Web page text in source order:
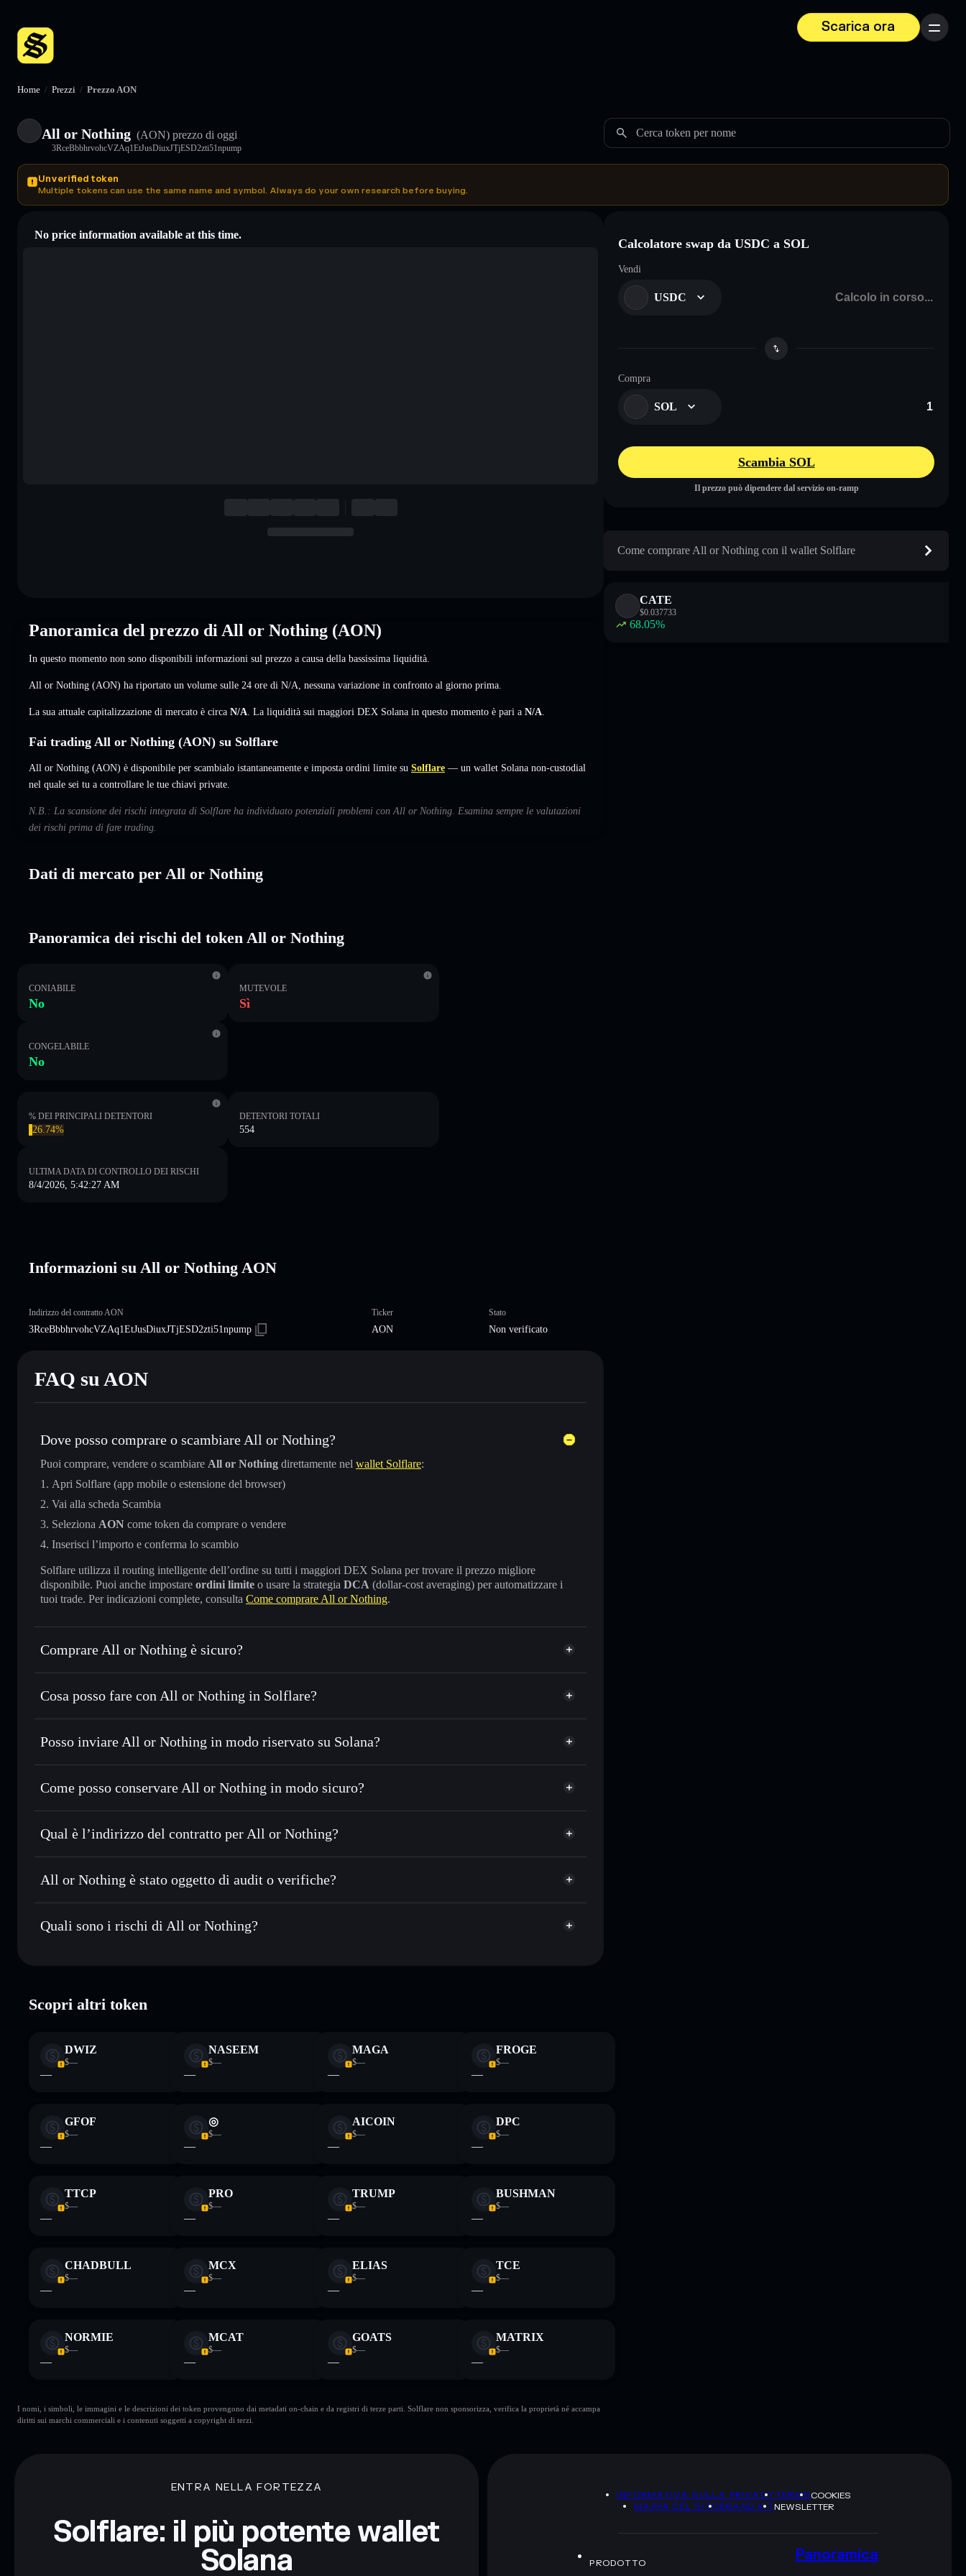
Scarica ora
Menu
Home / Prezzi / Prezzo AON
All or Nothing (AON) prezzo di oggi
3RceBbbhrvohcVZAq1EtJusDiuxJTjESD2zti51npump
Cerca token per nome
Unverified token
Multiple tokens can use the same name and symbol. Always do your own research before buying.
No price information available at this time.
Panoramica del prezzo di All or Nothing (AON)
In questo momento non sono disponibili informazioni sul prezzo a causa della bassissima liquidità.
All or Nothing (AON) ha riportato un volume sulle 24 ore di N/A nessuna variazione in confronto al giorno prima.
La sua attuale capitalizzazione di mercato è circa N/A . La liquidità sui maggiori DEX Solana in questo momento è pari a N/A
Fai trading All or Nothing (AON) su Solflare
All or Nothing (AON) è disponibile per scambialo istantaneamente e imposta ordini limite su Solflare — un wallet Solana non-custodial
nel quale sei tu a controllare le tue chiavi private.
N.B.: La scansione dei rischi integrata di Solflare ha individuato potenziali problemi con All or Nothing. Esamina sempre le valutazioni
dei rischi prima di fare trading.
Dati di mercato per All or Nothing
Panoramica dei rischi del token All or Nothing
CONIABILE
No
MUTEVOLE
Sì
CONGELABILE
No
% DEI PRINCIPALI DETENTORI
26.74%
DETENTORI TOTALI
554
ULTIMA DATA DI CONTROLLO DEI RISCHI
8/4/2026, 5:42:27 AM
Informazioni su All or Nothing AON
Indirizzo del contratto AON
3RceBbbhrvohcVZAq1EtJusDiuxJTjESD2zti51npump
Ticker
AON
Stato
Non verificato
FAQ su AON
Dove posso comprare o scambiare All or Nothing?
Puoi comprare, vendere o scambiare All or Nothing direttamente nel wallet Solflare:
Apri Solflare (app mobile o estensione del browser)
Vai alla scheda Scambia
Seleziona AON come token da comprare o vendere
Inserisci l’importo e conferma lo scambio
Solflare utilizza il routing intelligente dell’ordine su tutti i maggiori DEX Solana per trovare il prezzo migliore
disponibile. Puoi anche impostare ordini limite o usare la strategia DCA (dollar-cost averaging) per automatizzare i
tuoi trade. Per indicazioni complete, consulta Come comprare All or Nothing.
Comprare All or Nothing è sicuro?
All or Nothing non è verificato
Cosa posso fare con All or Nothing in Solflare?
All or Nothing
wallet Solflare
Scambiare istantaneamente— scambia AON in SOL, USDC o in migliaia di altri token Solana al prezzo migliore
Usare il DCA— applica la strategia dollar-cost average su AON nel tempo
Inviare in modo riservato— trasferisci AON senza collegare pubblicamente i wallet usando l’Aggregatore di
privacy incorporato di Solflare
esclusivo controllo delle tue chiavi private
Posso inviare All or Nothing in modo riservato su Solana?
Aggregatore di privacy
Come posso conservare All or Nothing in modo sicuro?
All or Nothing wallet non-custodial Solflare
Aggregatore di
privacy
Qual è l’indirizzo del contratto per All or Nothing?
All or Nothing
3RceBbbhrvohcVZAq1EtJusDiuxJTjESD2zti51npump
All or Nothing è stato oggetto di audit o verifiche?
All or Nothing non è verificato
Quali sono i rischi di All or Nothing?
Scopri altri token
DWIZ
$—
—
NASEEM
$—
—
MAGA
$—
—
FROGE
$—
—
GFOF
$—
—
◎
$—
—
AICOIN
$—
—
DPC
$—
—
TTCP
$—
—
PRO
$—
—
TRUMP
$—
—
BUSHMAN
$—
—
CHADBULL
$—
—
MCX
$—
—
ELIAS
$—
—
TCE
$—
—
NORMIE
$—
—
MCAT
$—
—
GOATS
$—
—
MATRIX
$—
—
I nomi, i simboli, le immagini e le descrizioni dei token provengono dai metadati on-chain e da registri di terze parti. Solflare non sponsorizza, verifica la proprietà né accampa
diritti sui marchi commerciali e i contenuti soggetti a copyright di terzi.
Calcolatore swap da USDC a SOL
Vendi
USDC
Compra
SOL
Scambia SOL
Il prezzo può dipendere dal servizio on-ramp
Come comprare All or Nothing con il wallet Solflare
CATE
$0.037733
68.05%
ENTRA NELLA FORTEZZA
Solflare: il più potente wallet
Solana
INFORMATIVA SULLA PRIVACYTERMSCOOKIES
MAPPA DEL SITOBRAND KITNEWSLETTER
PRODOTTO Panoramica